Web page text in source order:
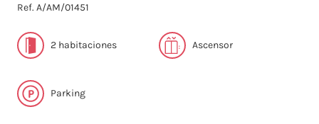
Ref. A/AM/01451
2 habitaciones Ascensor
Parking